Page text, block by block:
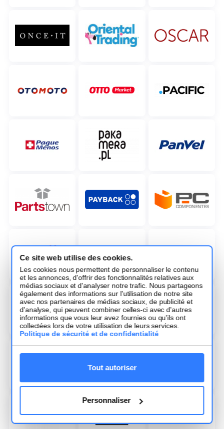
Ce site web utilise des cookies.
Les cookies nous permettent de personnaliser le contenu
et les annonces, d'offrir des fonctionnalités relatives aux
médias sociaux et d'analyser notre trafic. Nous partageons
également des informations sur l'utilisation de notre site
avec nos partenaires de médias sociaux, de publicité et
d'analyse, qui peuvent combiner celles-ci avec d'autres
informations que vous leur avez fournies ou qu'ils ont
collectées lors de votre utilisation de leurs services.
Politique de sécurité et de confidentialité
Tout autoriser
Personnaliser